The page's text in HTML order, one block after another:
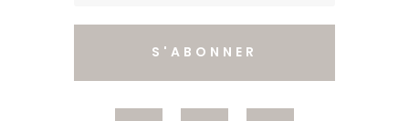
S'ABONNER